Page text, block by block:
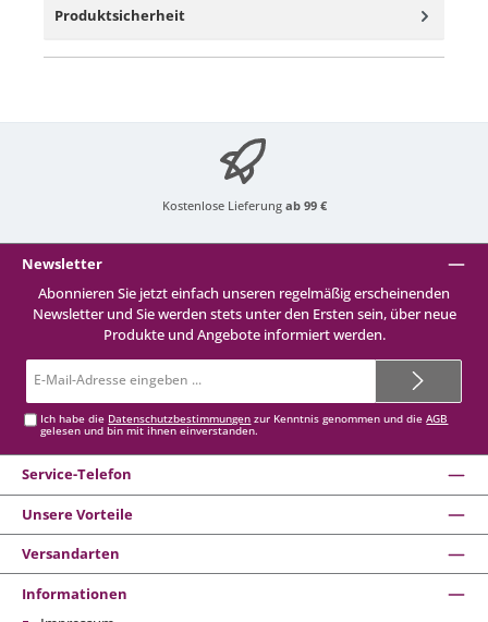
Produktsicherheit
Kostenlose Lieferung ab 99 €
Newsletter
Abonnieren Sie jetzt einfach unseren regelmäßig erscheinenden
Newsletter und Sie werden stets unter den Ersten sein, über neue
Produkte und Angebote informiert werden.
Mail-
Ich habe die Datenschutzbestimmungen zur Kenntnis genommen und dieAGB
gelesen und bin mit ihnen einverstanden.
Service-Telefon
Unsere Vorteile
Versandarten
Informationen